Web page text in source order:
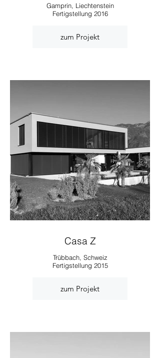
Gamprin, Liechtenstein
Fertigstellung 2016
zum Projekt
Casa Z
Trübbach, Schweiz
Fertigstellung 2015
zum Projekt